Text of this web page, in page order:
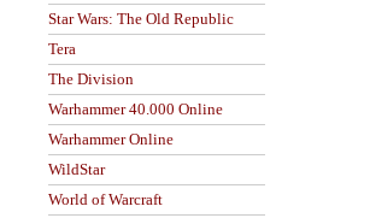
Star Wars: The Old Republic
Tera
The Division
Warhammer 40.000 Online
Warhammer Online
WildStar
World of Warcraft